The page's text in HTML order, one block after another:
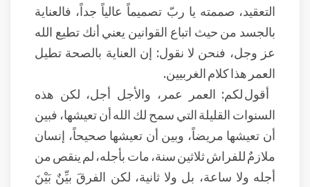
التعقيد، صممته يا ربّ تصميماً عالياً جداً، فالعناية
بالجسد من حيث اتباع القوانين يعني أنك تطيع الله
عز وجل، فنحن لا نقول: إن العناية بالصحة تطيل
العمر هذا كلام الغربيين.
أقول لكم: العمر عمر، والأجل أجل، لكن هذه
السنوات القليلة التي سمح لك الله أن تعيشها، فبين
أن تعيشها مريضاً، وبين أن تعيشها صحيحاً، إنسان
ملازمٌ للفراش ثلاثين سنة، مات بأجله، لم ينقص من
أجله ولا ساعة، بل ولا ثانية، لكن الفرقَ بيِّنٌ بَيْنَ